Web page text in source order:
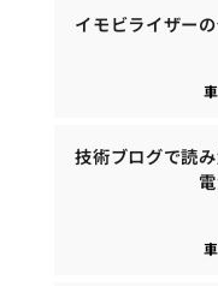
イモビライザー
車
技術ブログで読
車